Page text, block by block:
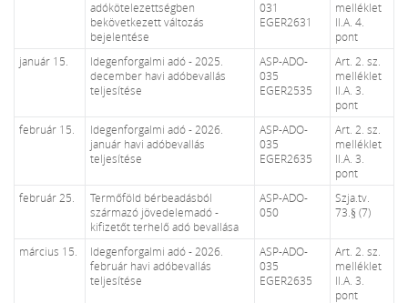
adókötelezettségben
bekövetkezett változás
bejelentése
031
EGER2631
melléklet
II.A. 4.
pont
január 15.
Idegenforgalmi adó - 2025.
december havi adóbevallás
teljesítése
ASP-ADO-
035
EGER2535
Art. 2. sz.
melléklet
II.A. 3.
pont
február 15.
Idegenforgalmi adó - 2026.
január havi adóbevallás
teljesítése
ASP-ADO-
035
EGER2635
Art. 2. sz.
melléklet
II.A. 3.
pont
február 25.
Termőföld bérbeadásból
származó jövedelemadó -
kifizetőt terhelő adó bevallása
ASP-ADO-
050
Szja.tv.
73.§ (7)
március 15.
Idegenforgalmi adó - 2026.
február havi adóbevallás
teljesítése
ASP-ADO-
035
EGER2635
Art. 2. sz.
melléklet
II.A. 3.
pont